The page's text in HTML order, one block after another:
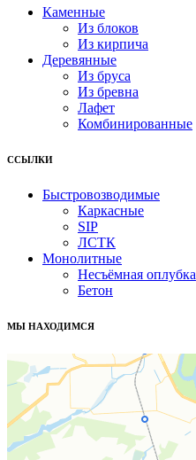
Каменные
Из блоков
Из кирпича
Деревянные
Из бруса
Из бревна
Лафет
Комбинированные
ССЫЛКИ
Быстровозводимые
Каркасные
SIP
ЛСТК
Монолитные
Несъёмная оплубка
Бетон
МЫ НАХОДИМСЯ